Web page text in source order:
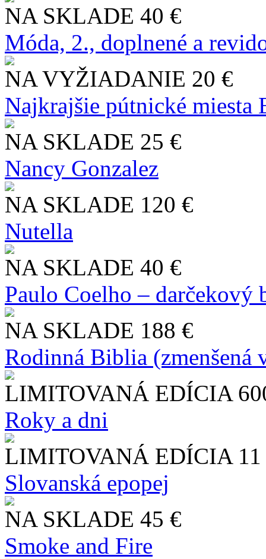
NA SKLADE 40 €
Móda, 2., doplnené a
NA VYŽIADANIE 20 €
Najkrajšie pútnické miesta
NA SKLADE 25 €
Nancy Gonzalez
NA SKLADE 120 €
Nutella
NA SKLADE 40 €
Paulo Coelho – darčekový
NA SKLADE 188 €
Rodinná Biblia (zmenšená
LIMITOVANÁ EDÍCIA
Roky a dni
LIMITOVANÁ EDÍCIA
Slo​vanská epopej
NA SKLADE 45 €
Smoke and Fire